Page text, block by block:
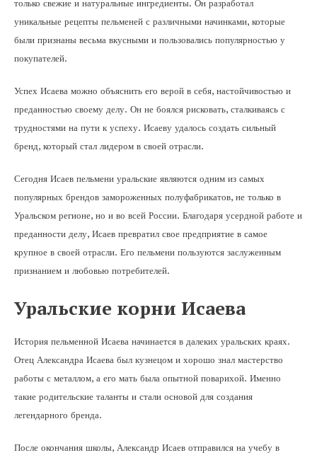
только свежие и натуральные ингредиенты. Он разработал
уникальные рецепты пельменей с различными начинками, которые
были признаны весьма вкусными и пользовались популярностью у
покупателей.
Успех Исаева можно объяснить его верой в себя, настойчивостью и
преданностью своему делу. Он не боялся рисковать, сталкиваясь с
трудностями на пути к успеху. Исаеву удалось создать сильный
бренд, который стал лидером в своей отрасли.
Сегодня Исаев пельмени уральские являются одним из самых
популярных брендов замороженных полуфабрикатов, не только в
Уральском регионе, но и во всей России. Благодаря усердной работе и
преданности делу, Исаев превратил свое предприятие в самое
крупное в своей отрасли. Его пельмени пользуются заслуженным
признанием и любовью потребителей.
Уральские корни Исаева
История пельменной Исаева начинается в далеких уральских краях.
Отец Александра Исаева был кузнецом и хорошо знал мастерство
работы с металлом, а его мать была опытной поварихой. Именно
такие родительские таланты и стали основой для создания
легендарного бренда.
После окончания школы, Александр Исаев отправился на учебу в